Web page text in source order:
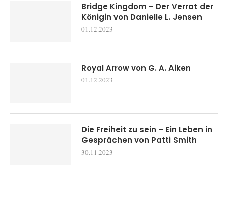
Bridge Kingdom – Der Verrat der
Königin von Danielle L. Jensen
01.12.2023
Royal Arrow von G. A. Aiken
01.12.2023
Die Freiheit zu sein – Ein Leben in
Gesprächen von Patti Smith
30.11.2023